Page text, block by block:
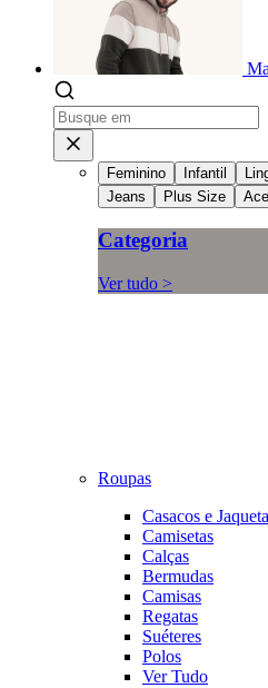
Feminino Infantil
Jeans
Plus Size
Categoria
Ver tudo >
Roupas
Casacos e
Camisetas
Calças
Bermudas
Camisas
Regatas
Suéteres
Polos
Ver Tudo